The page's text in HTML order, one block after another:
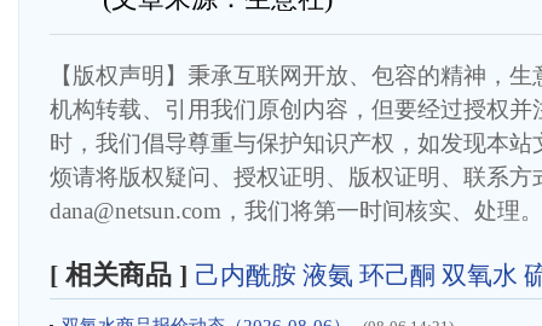
【版权声明】秉承互联网开放、包容的精神，
机构转载、引用我们原创内容，但要经过授权并
时，我们倡导尊重与保护知识产权，如发现本
烦请将版权疑问、授权证明、版权证明、联系方
dana@netsun.com，我们将第一时间核实、处理。
[ 相关商品 ] 己内酰胺 液氨 环己酮 双氧水